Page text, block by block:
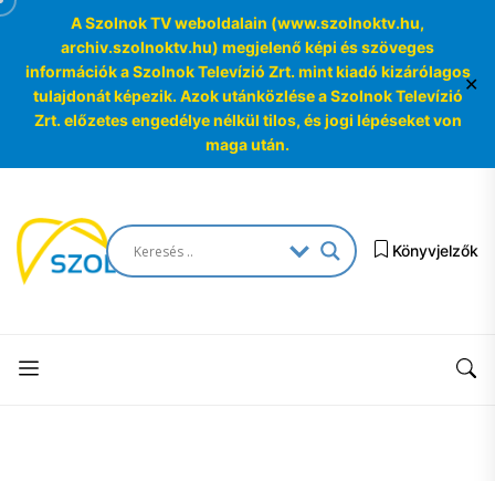
A Szolnok TV weboldalain (www.szolnoktv.hu,
archiv.szolnoktv.hu) megjelenő képi és szöveges
információk a Szolnok Televízió Zrt. mint kiadó kizárólagos
tulajdonát képezik. Azok utánközlése a Szolnok Televízió
Zrt. előzetes engedélye nélkül tilos, és jogi lépéseket von
maga után.
✕
the
content
SzolnokTV
Archívum
Archívum
Könyvjelzők